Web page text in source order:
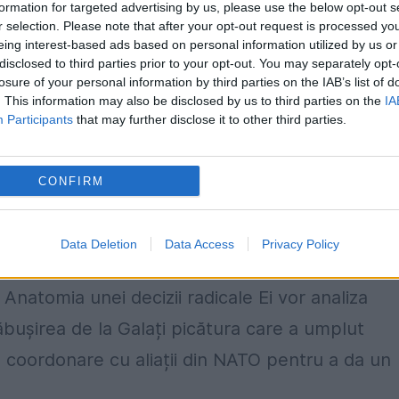
for targeted advertising by us, please use the below opt-out
selection. Please note that after your opt-out request is processed
interest-based ads based on personal information utilized by us
to third parties prior to your opt-out. You may separately
of your personal information by third parties on the IAB’s list of
This information may also be disclosed by us to third parties on the
Participants that may further disclose it to other third parties.
CONFIRM
Data Deletion Data Access Privacy Policy
a ridicat oficial problema la Organizația
frontieră într-o dezbatere globală privind
granița NATO. Mesajele venite de la vârful
Bucureștiul vorbește acum pe un ton
ale Federației Ruse.
de astăzi devine uriașă în contextul
și analiști vor pune pe masă dedesubturile
unei decizii radicale Ei vor analiza
de la Galați picătura care a umplut
cu aliații din NATO pentru a da un